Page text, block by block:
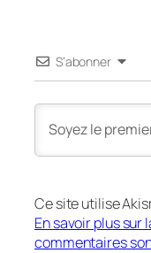
S’abonner
Ce site utilise
En savoir plus sur
commentaires